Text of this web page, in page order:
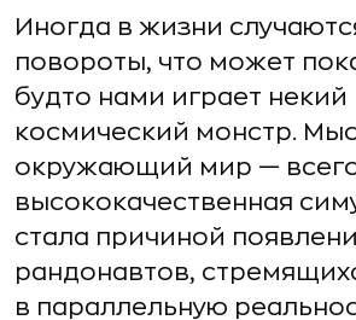
Иногда в жизни
повороты, что может
будто нами играет некий
космический монстр.
окружающий мир —
высококачественная
стала причиной
рандонавтов,
в параллельную